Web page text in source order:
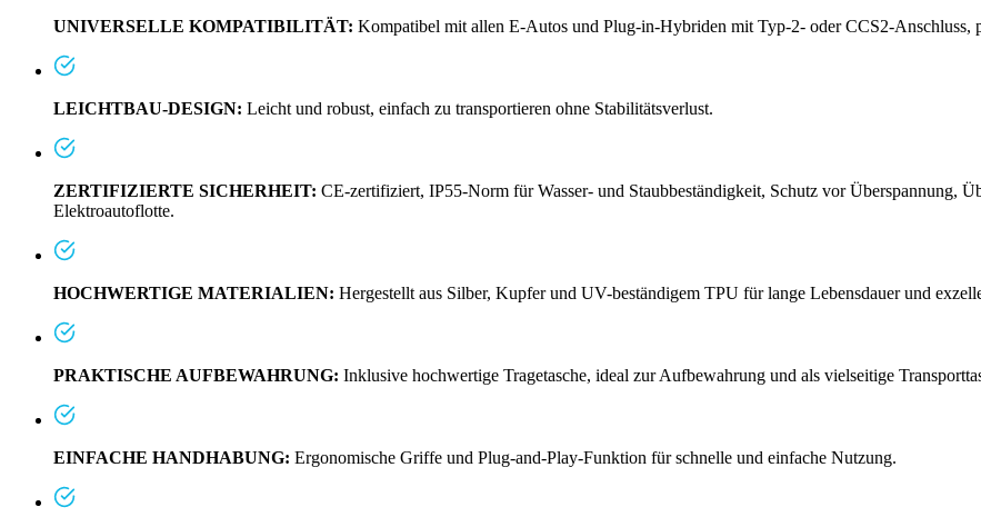
UNIVERSELLE KOMPATIBILITÄT: Kompatibel mit allen E-Autos und Plug-in-Hybriden mit Typ-2- oder CCS2-
LEICHTBAU-DESIGN: Leicht und robust, einfach zu transportieren ohne Stabilitätsverlust.
ZERTIFIZIERTE SICHERHEIT: CE-zertifiziert, IP55-Norm für Wasser- und Staubbeständigkeit, Schutz vor Überspannung,
Elektroautoflotte.
HOCHWERTIGE MATERIALIEN: Hergestellt aus Silber, Kupfer und UV-beständigem TPU für lange Lebensdauer und
PRAKTISCHE AUFBEWAHRUNG: Inklusive hochwertige Tragetasche, ideal zur Aufbewahrung und als vielseitige
EINFACHE HANDHABUNG: Ergonomische Griffe und Plug-and-Play-Funktion für schnelle und einfache Nutzung.